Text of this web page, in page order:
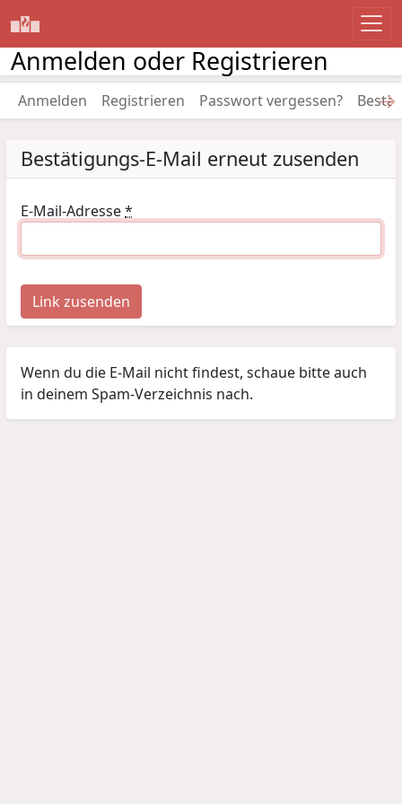
Anmelden oder Registrieren
Anmelden Registrieren Passwort vergessen? →
Bestätigungs-E-Mail erneut zusenden
E-Mail-Adresse*
Link zusenden
Wenn du die E-Mail nicht findest, schaue bitte auch
in deinem Spam-Verzeichnis nach.